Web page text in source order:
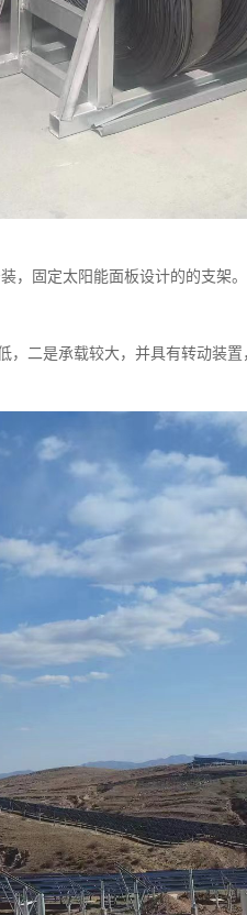
，固定太阳能面板设计的的支架
二是承载较大，并具有转动装